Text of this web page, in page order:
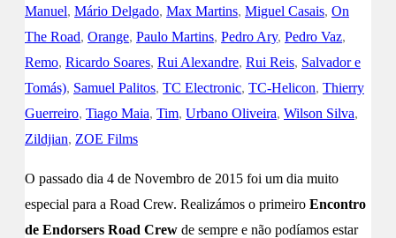
Manuel, Mário Delgado, Max Martins, Miguel Casais, On
The Road, Orange, Paulo Martins, Pedro Ary, Pedro Vaz,
Remo, Ricardo Soares, Rui Alexandre, Rui Reis, Salvador e
Tomás), Samuel Palitos, TC Electronic, TC-Helicon, Thierry
Guerreiro, Tiago Maia, Tim, Urbano Oliveira, Wilson Silva,
Zildjian, ZOE Films
O passado dia 4 de Novembro de 2015 foi um dia muito
especial para a Road Crew. Realizámos o primeiro Encontro
de Endorsers Road Crew de sempre e não podíamos estar